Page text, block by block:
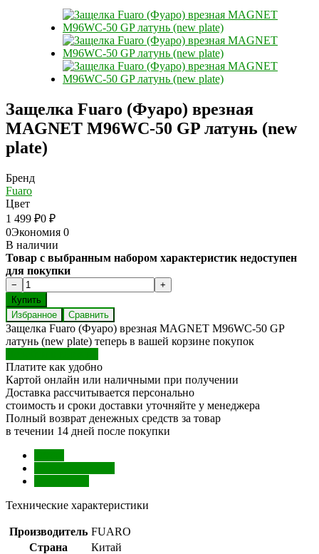
Защелка Fuaro (Фуаро) врезная
MAGNET M96WC-50 GP латунь (new
plate)
Бренд
Fuaro
Цвет
1 499 ₽0 ₽
0Экономия 0
В наличии
Товар с выбранным набором характеристик недоступен
для покупки
Избранное Сравнить
Защелка Fuaro (Фуаро) врезная MAGNET M96WC-50 GP
латунь (new plate) теперь в вашей корзине покупок
Платите как удобно
Картой онлайн или наличными при получении
Доставка рассчитывается персонально
стоимость и сроки доставки уточняйте у менеджера
Полный возврат денежных средств за товар
в течении 14 дней после покупки
Технические характеристики
Производитель FUARO
Страна
Китай